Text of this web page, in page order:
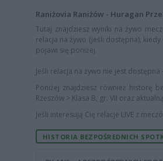
Raniżovia Raniżów - Huragan
Tutaj znajdziesz wyniki na żywo
relacja na żywo (jeśli dostępna),
pojawi się poniżej.
Jeśli relacja na żywo nie jest
Poniżej znajdziesz również historę
Rzeszów > Klasa B, gr. VII oraz
Jeśli interesują Cię relacje LIVE z
HISTORIA BEZPOŚREDNICH